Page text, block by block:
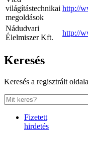
világítástechnikai
megoldások
http://
Nádudvari
Élelmiszer Kft.
http://
Keresés
Keresés a regisztrált
Fizetett
hirdetés